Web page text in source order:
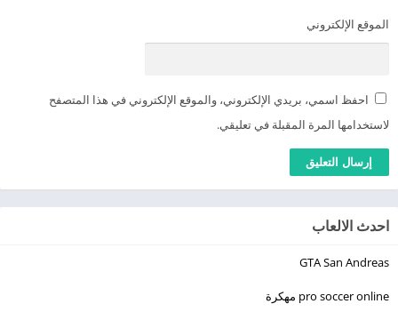
الموقع الإلكتروني
احفظ اسمي، بريدي الإلكتروني، والموقع الإلكتروني في هذا المتصفح
لاستخدامها المرة المقبلة في تعليقي.
احدث الالعاب
GTA San Andreas
pro soccer online مهكرة